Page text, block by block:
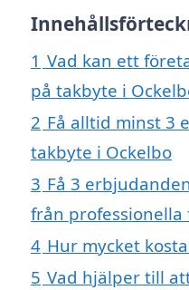
1 Vad kan ett
på takbyte i
2 Få alltid minst 3
takbyte i Ockelbo
3 Få 3
från professionella
4 Hur mycket
5 Vad hjälper till